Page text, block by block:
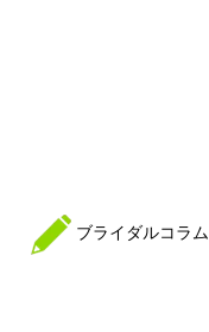
ブライダルコラム